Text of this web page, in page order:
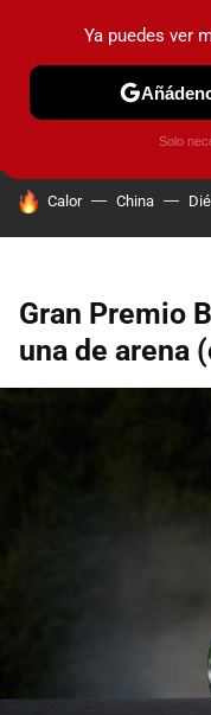
PRUEBAS COCHES
HOY SE HABLA DE
Calor China
Gran Premio
una de arena
Ya puedes ver
Solo